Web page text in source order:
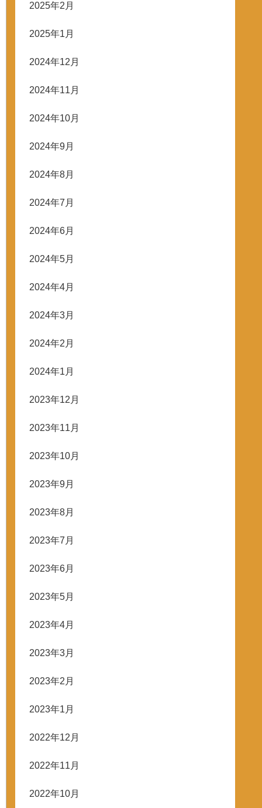
2025年2月
2025年1月
2024年12月
2024年11月
2024年10月
2024年9月
2024年8月
2024年7月
2024年6月
2024年5月
2024年4月
2024年3月
2024年2月
2024年1月
2023年12月
2023年11月
2023年10月
2023年9月
2023年8月
2023年7月
2023年6月
2023年5月
2023年4月
2023年3月
2023年2月
2023年1月
2022年12月
2022年11月
2022年10月